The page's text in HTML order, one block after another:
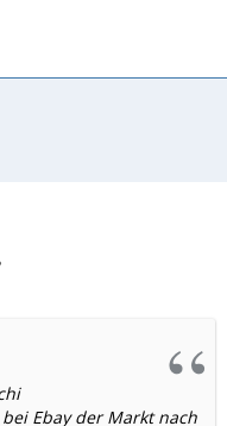
Ebay der Markt nach